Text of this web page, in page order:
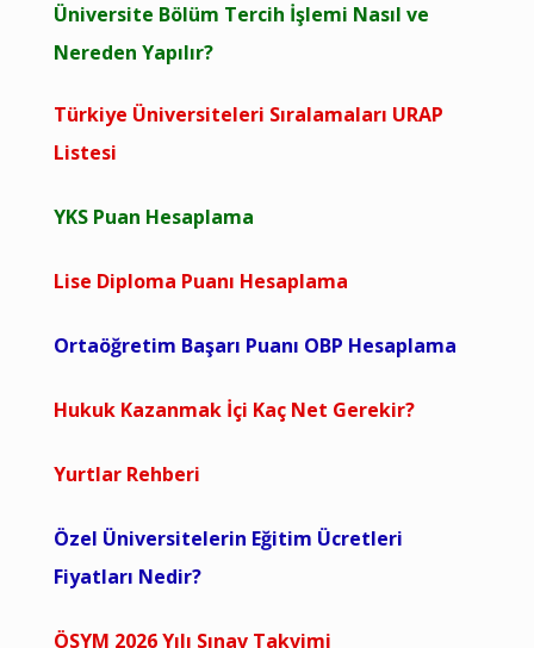
Üniversite Bölüm Tercih İşlemi Nasıl ve
Nereden Yapılır?
Türkiye Üniversiteleri Sıralamaları URAP
Listesi
YKS Puan Hesaplama
Lise Diploma Puanı Hesaplama
Ortaöğretim Başarı Puanı OBP Hesaplama
Hukuk Kazanmak İçi Kaç Net Gerekir?
Yurtlar Rehberi
Özel Üniversitelerin Eğitim Ücretleri
Fiyatları Nedir?
ÖSYM 2026 Yılı Sınav Takvimi